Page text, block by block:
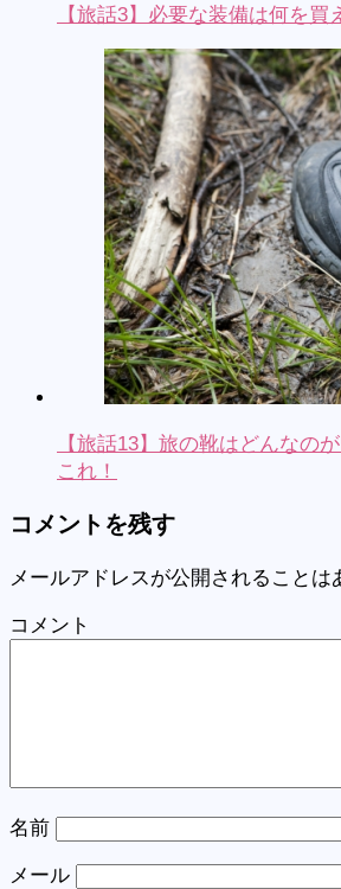
【旅話3】必要な装備は何を買
【旅話13】旅の靴はどんなの
これ！
コメントを残す
メールアドレスが公開されることは
コメント
名前
メール